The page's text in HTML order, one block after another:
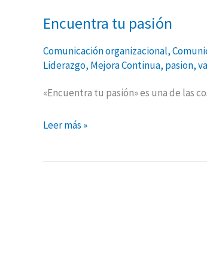
Encuentra tu pasión
Comunicación organizacional,
Liderazgo, Mejora Continua, pasion,
«Encuentra tu pasión» es una de las
Leer más »